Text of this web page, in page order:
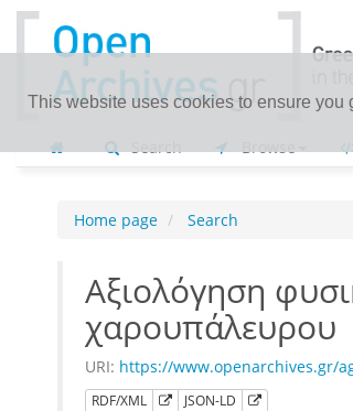
This website uses cookies to ensure you
Search Browse
Home page Search
Αξιολόγηση
χαρουπάλευρου
URI: https://www.openarchives.gr/
RDF/XML JSON-LD